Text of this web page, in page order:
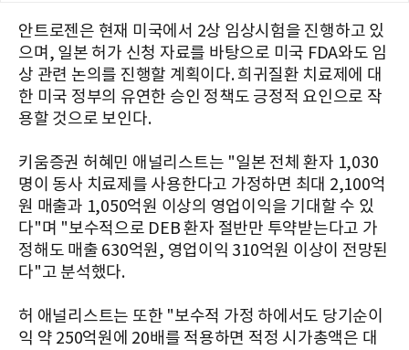
안트로젠은 현재 미국에서 2상 임상시험을 진행하고 있
으며, 일본 허가 신청 자료를 바탕으로 미국 FDA와도 임
상 관련 논의를 진행할 계획이다. 희귀질환 치료제에 대
한 미국 정부의 유연한 승인 정책도 긍정적 요인으로 작
용할 것으로 보인다.
키움증권 허혜민 애널리스트는 "일본 전체 환자 1,030
명이 동사 치료제를 사용한다고 가정하면 최대 2,100억
원 매출과 1,050억원 이상의 영업이익을 기대할 수 있
다"며 "보수적으로 DEB 환자 절반만 투약받는다고 가
정해도 매출 630억원, 영업이익 310억원 이상이 전망된
다"고 분석했다.
허 애널리스트는 또한 "보수적 가정 하에서도 당기순이
익 약 250억원에 20배를 적용하면 적정 시가총액은 대